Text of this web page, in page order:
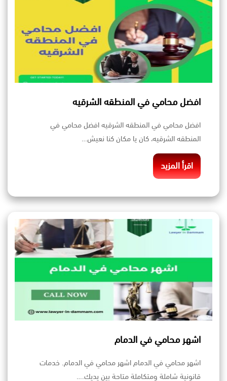
افضل محامي في المنطقه الشرقيه
افضل محامي في المنطقه الشرقيه افضل محامي في
المنطقه الشرقيه، كان يا مكان كنا نعيش…
اقرأ المزيد
اشهر محامي في الدمام
اشهر محامي في الدمام اشهر محامي في الدمام. خدمات
قانونية شاملة ومتكاملة متاحة بين يديك.…